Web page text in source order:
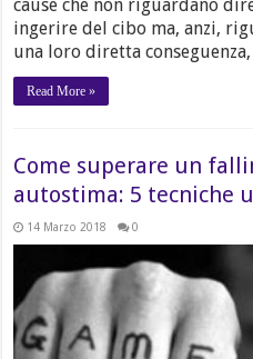
cause che non riguardano
ingerire del cibo ma, anzi,
una loro diretta conseguenza,
Read More »
Come superare un
autostima: 5 tecniche
14 Marzo 2018 0